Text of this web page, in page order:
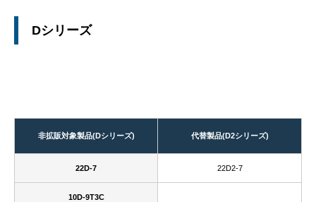
Dシリーズ
非拡販対象製品(Dシリーズ) 代替製品(D2シリーズ)
22D-7 22D2-7
10D-9T3C